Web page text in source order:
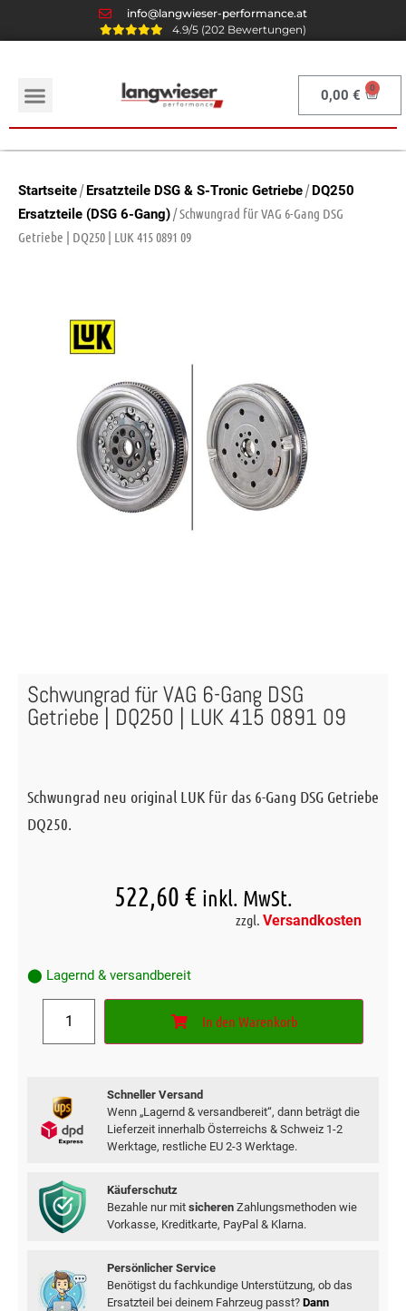
info@langwieser-performance.at
4.9/5 (202 Bewertungen)
0,00€
Startseite/Ersatzteile DSG & S-Tronic Getriebe/DQ250
Ersatzteile (DSG 6-Gang)/ Schwungrad für VAG 6-Gang DSG
Getriebe | DQ250 | LUK 415 0891 09
Schwungrad für VAG 6-Gang DSG
Getriebe | DQ250 | LUK 415 0891 09
Schwungrad neu original LUK für das 6-Gang DSG Getriebe
DQ250.
522,60€ inkl. MwSt.
zzgl. Versandkosten
⬤ Lagernd & versandbereit
In den Warenkorb
Schneller Versand
Wenn „Lagernd & versandbereit“, dann beträgt die
Lieferzeit innerhalb Österreichs & Schweiz 1-2
Werktage, restliche EU 2-3 Werktage.
Käuferschutz
Bezahle nur mit sicherenZahlungsmethoden wie
Vorkasse, Kreditkarte, PayPal & Klarna.
Persönlicher Service
Benötigst du fachkundige Unterstützung, ob das
Ersatzteil bei deinem Fahrzeug passt? Dann